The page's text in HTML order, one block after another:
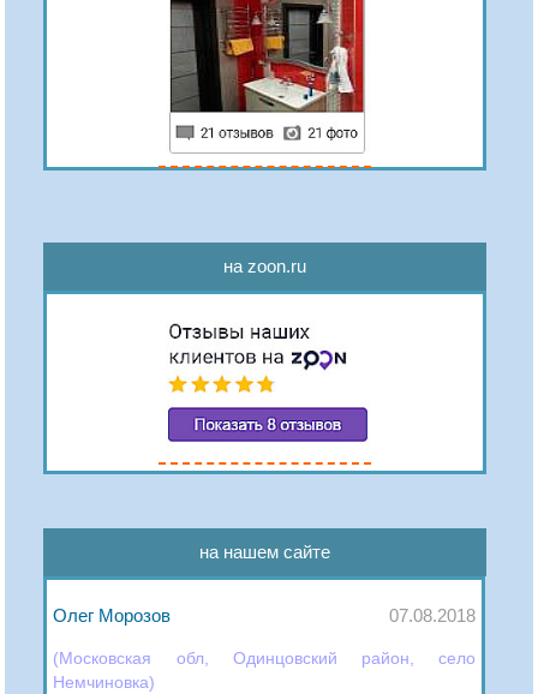
на zoon.ru
на нашем сайте
Олег Морозов 07.08.2018
(Московская обл, Одинцовский район, село
Немчиновка)